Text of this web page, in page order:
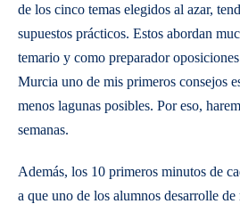
de los cinco temas elegidos al azar,
supuestos prácticos. Estos abordan
temario y como preparador
Murcia uno de mis primeros consejos
menos lagunas posibles. Por eso,
semanas.
Además, los 10 primeros minutos de
a que uno de los alumnos desarrolle